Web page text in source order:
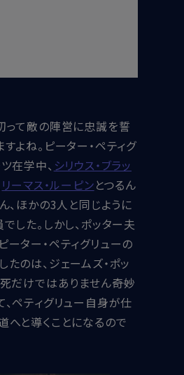
って敵の陣営に忠誠を誓
よね。ピーター・ペティグ
在学中、 シリウス・ブラッ
リーマス・ルーピンとつるん
、ほかの3人と同じように
した。しかし、ポッター夫
ター・ペティグリューの
のは、ジェームズ・ポッ
だけではありません――奇妙
ペティグリュー自身が仕
へと導くことになるので